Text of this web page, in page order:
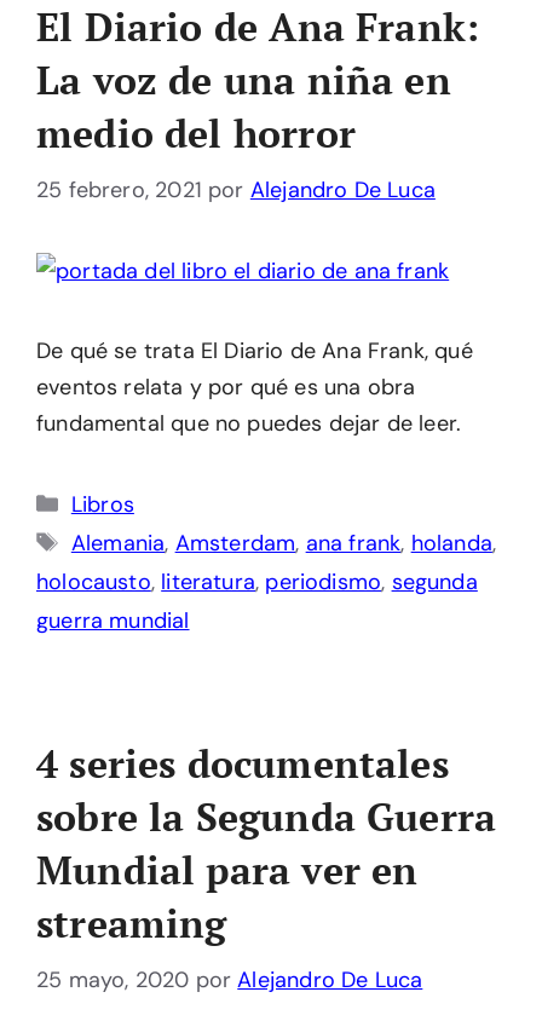
El Diario de Ana Frank:
La voz de una niña en
medio del horror
25 febrero, 2021 por Alejandro De Luca
De qué se trata El Diario de Ana Frank, qué
eventos relata y por qué es una obra
fundamental que no puedes dejar de leer.
Categorías
Libros
Etiquetas
Alemania, Amsterdam, ana frank, holanda,
holocausto, literatura, periodismo, segunda
guerra mundial
4 series documentales
sobre la Segunda Guerra
Mundial para ver en
streaming
25 mayo, 2020 porAlejandro De Luca